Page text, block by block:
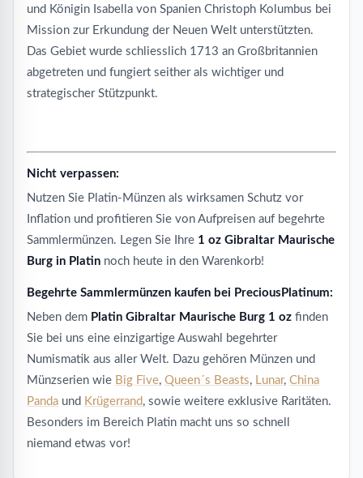
und Königin Isabella von Spanien Christoph Kolumbus bei
Mission zur Erkundung der Neuen Welt unterstützten.
Das Gebiet wurde schliesslich 1713 an Großbritannien
abgetreten und fungiert seither als wichtiger und
strategischer Stützpunkt.
Nicht verpassen:
Nutzen Sie Platin-Münzen als wirksamen Schutz vor
Inflation und profitieren Sie von Aufpreisen auf begehrte
Sammlermünzen. Legen Sie Ihre 1 oz Gibraltar Maurische
Burg in Platin noch heute in den Warenkorb!
Begehrte Sammlermünzen kaufen bei PreciousPlatinum:
Neben dem Platin Gibraltar Maurische Burg 1 oz finden
Sie bei uns eine einzigartige Auswahl begehrter
Numismatik aus aller Welt. Dazu gehören Münzen und
Münzserien wie Big Five, Queen´s Beasts, Lunar, China
Panda und Krügerrand, sowie weitere exklusive Raritäten.
Besonders im Bereich Platin macht uns so schnell
niemand etwas vor!